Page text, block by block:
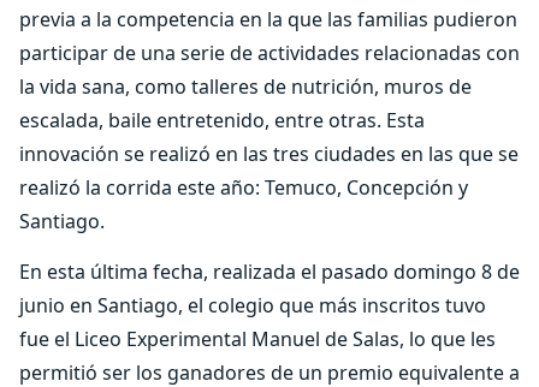
previa a la competencia en la que las familias pudieron
participar de una serie de actividades relacionadas con
la vida sana, como talleres de nutrición, muros de
escalada, baile entretenido, entre otras. Esta
innovación se realizó en las tres ciudades en las que se
realizó la corrida este año: Temuco, Concepción y
Santiago.
En esta última fecha, realizada el pasado domingo 8 de
junio en Santiago, el colegio que más inscritos tuvo
fue el Liceo Experimental Manuel de Salas, lo que les
permitió ser los ganadores de un premio equivalente a